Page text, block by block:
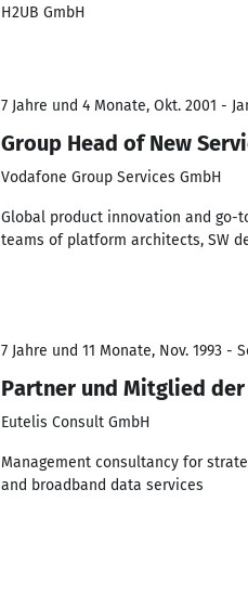
H2UB GmbH
7 Jahre und 4 Monate, Okt. 2001 -
Group Head of New
Vodafone Group Services GmbH
Global product innovation and
teams of platform architects, SW
7 Jahre und 11 Monate, Nov. 1993 -
Partner und Mitglied
Eutelis Consult GmbH
Management consultancy for
and broadband data services